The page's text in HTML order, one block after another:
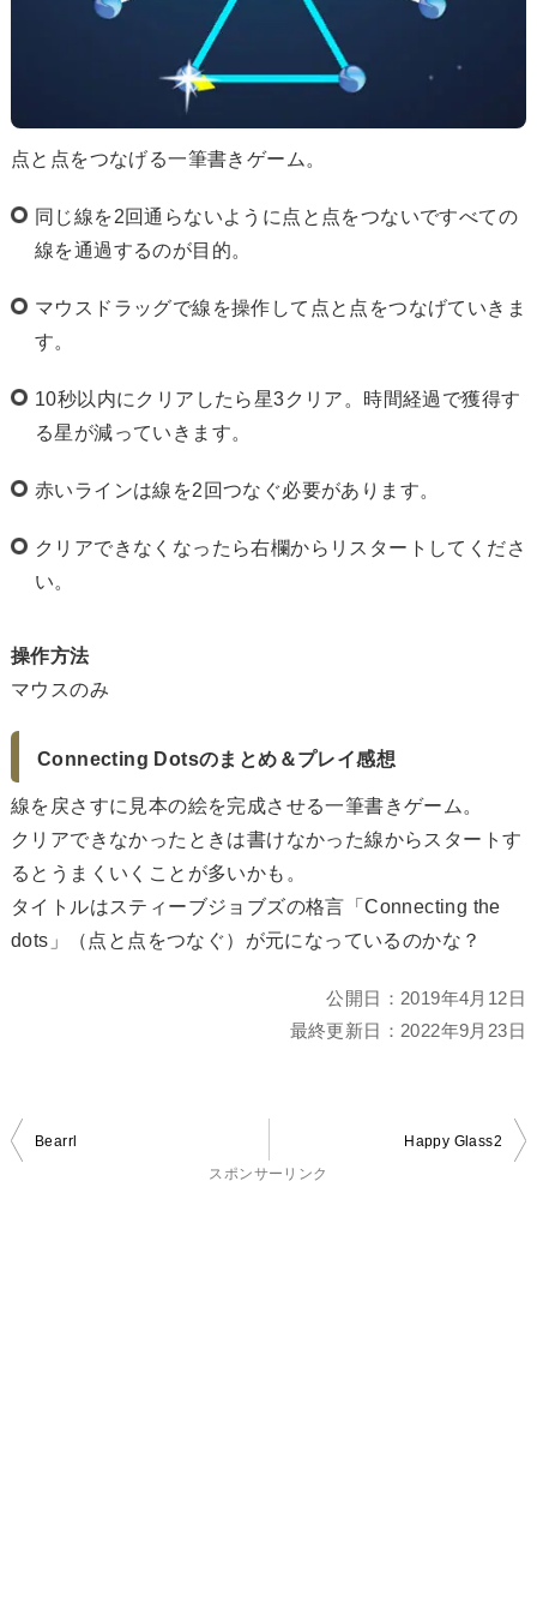
点と点をつなげる一筆書きゲーム。
同じ線を2回通らないように点と点をつないですべての
線を通過するのが目的。
マウスドラッグで線を操作して点と点をつなげていきま
す。
10秒以内にクリアしたら星3クリア。時間経過で獲得す
る星が減っていきます。
赤いラインは線を2回つなぐ必要があります。
クリアできなくなったら右欄からリスタートしてくださ
い。
操作方法
マウスのみ
Connecting Dotsのまとめ＆プレイ感想
線を戻さすに見本の絵を完成させる一筆書きゲーム。
クリアできなかったときは書けなかった線からスタートす
るとうまくいくことが多いかも。
タイトルはスティーブジョブズの格言「Connecting the
dots」（点と点をつなぐ）が元になっているのかな？
公開日： 2019年4月12日
最終更新日： 2022年9月23日
投
Bearrl
Happy Glass2
スポンサーリンク